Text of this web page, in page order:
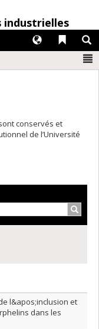
industrielles
Liens
Langues
conservés et
de l’Université
l&apos;inclusion et
dans les